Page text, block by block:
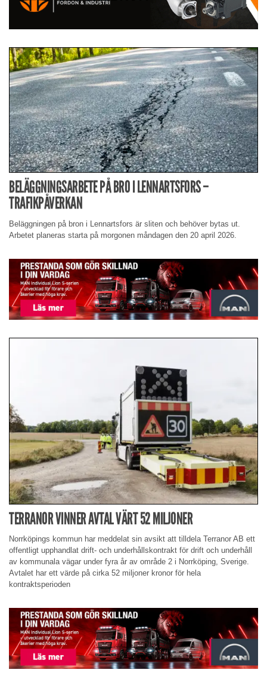
BELÄGGNINGSARBETE PÅ BRO I LENNARTSFORS –
TRAFIKPÅVERKAN
Beläggningen på bron i Lennartsfors är sliten och behöver bytas ut.
Arbetet planeras starta på morgonen måndagen den 20 april 2026.
TERRANOR VINNER AVTAL VÄRT 52 MILJONER
Norrköpings kommun har meddelat sin avsikt att tilldela Terranor AB ett
offentligt upphandlat drift- och underhållskontrakt för drift och underhåll
av kommunala vägar under fyra år av område 2 i Norrköping, Sverige.
Avtalet har ett värde på cirka 52 miljoner kronor för hela
kontraktsperioden